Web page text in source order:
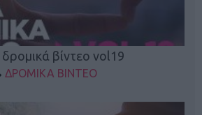
δρομικά βίντεο vol19
ΔΡΟΜΙΚΑ ΒΙΝΤΕΟ